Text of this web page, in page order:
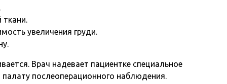
увеличения груди.
Врач надевает пациентке специальное
послеоперационного наблюдения.